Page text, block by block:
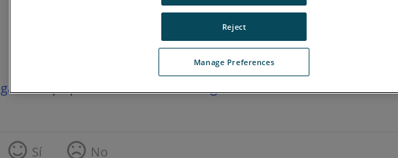
clic aquí para ver la versión en inglés.
Sí No
Manage Preferences
Reject